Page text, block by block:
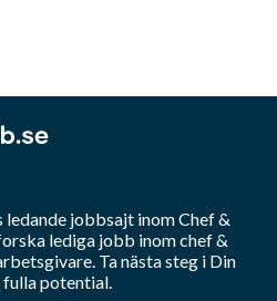
ledande jobbsajt inomChef &
lediga jobb inomchef &
Ta nästa steg i Din
potential.